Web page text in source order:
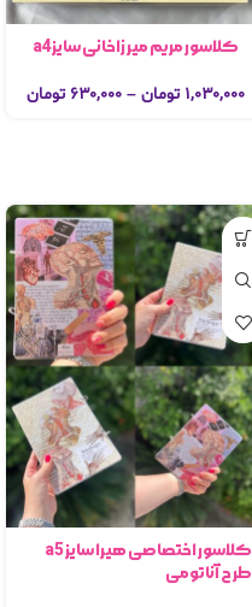
کلاسور مریم میرزاخانی سایزa4
۱,۰۳۰,۰۰۰ تومان – ۶۳۰,۰۰۰ تومان
کلاسور اختصاصی هیرا سایز a5
طرح آناتومی